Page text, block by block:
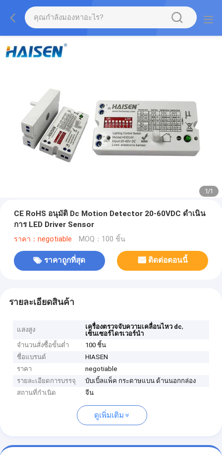
1/1
CE RoHS อนุมัติ Dc Motion Detector 20-60VDC ดำเนิน
การ LED Driver Sensor
ราคา：negotiable MOQ：100 ชิ้น
ราคาถูกที่สุด ติดต่อตอนนี้
รายละเอียดสินค้า
แสงสูง เครื่องตรวจจับความเคลื่อนไหว dc,
เซ็นเซอร์ไดรเวอร์นำ
จำนวนสั่งซื้อขั้นต่ำ
100 ชิ้น
ชื่อแบรนด์
HIASEN
ราคา
negotiable
รายละเอียดการบรรจุ
บับเบิ้ลแพ็ค กระดาษแบน ด้านนอกกล่อง
สถานที่กำเนิด
จีน
ดูเพิ่มเติม